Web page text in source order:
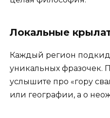
Локальные
Каждый регион
уникальных фразочек.
услышите про «гору
или географии, а о